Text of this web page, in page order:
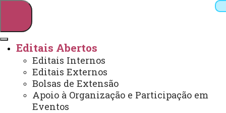
Webmail
Editais Abertos
Editais Internos
Editais Externos
Bolsas de Extensão
Apoio à Organização e Participação em
Eventos